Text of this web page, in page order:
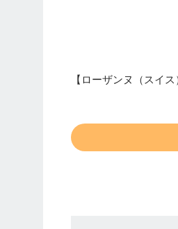
【ローザンヌ（スイ